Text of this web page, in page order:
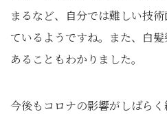
まるなど、自分では難しい技
ているようですね。また、白
あることもわかりました。
今後もコロナの影響がしばら